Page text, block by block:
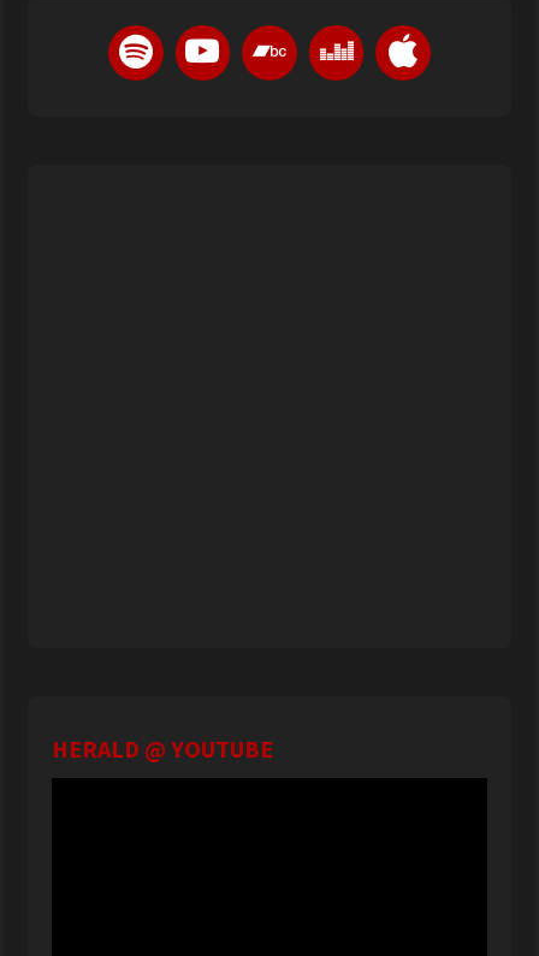
HERALD @ YOUTUBE